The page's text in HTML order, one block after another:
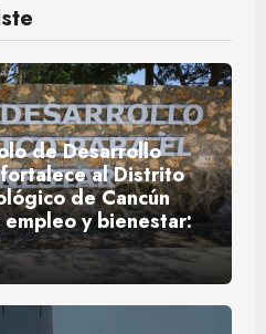
de Desarrollo
al Distrito
de Cancún
y bienestar: